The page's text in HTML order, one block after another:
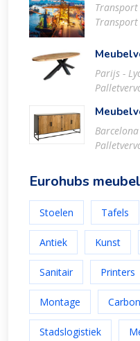
Parijs -
Eurohubs
Stoelen Tafels
Antiek Kunst
Sanitair Printers
Montage
Stadslogistiek